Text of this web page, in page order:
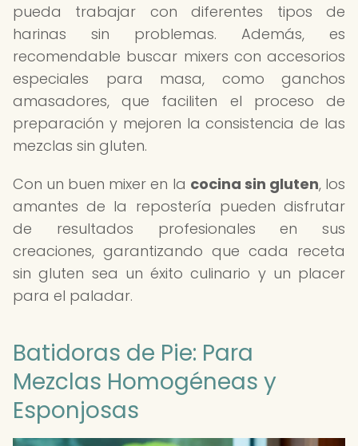
pueda trabajar con diferentes tipos de
harinas sin problemas. Además, es
recomendable buscar mixers con accesorios
especiales para masa, como ganchos
amasadores, que faciliten el proceso de
preparación y mejoren la consistencia de las
mezclas sin gluten.
Con un buen mixer en la cocina sin gluten, los
amantes de la repostería pueden disfrutar
de resultados profesionales en sus
creaciones, garantizando que cada receta
sin gluten sea un éxito culinario y un placer
para el paladar.
Batidoras de Pie: Para
Mezclas Homogéneas y
Esponjosas